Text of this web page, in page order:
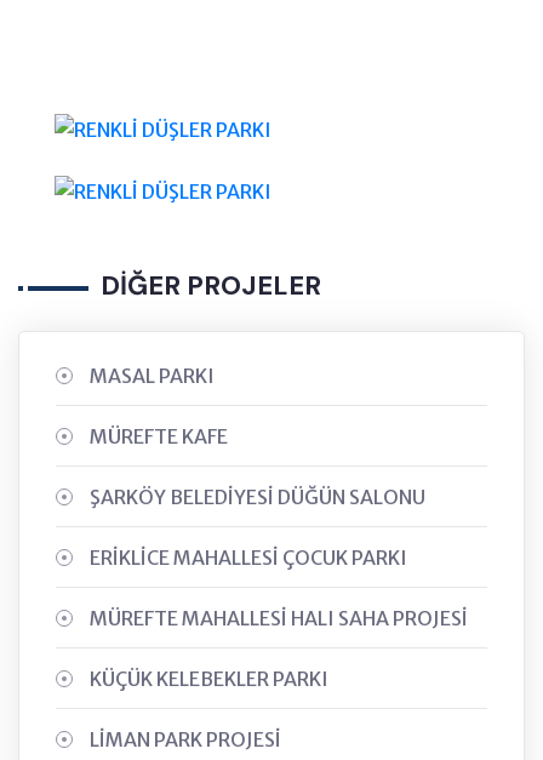
DİĞER PROJELER
MASAL PARKI
MÜREFTE KAFE
ŞARKÖY BELEDİYESİ DÜĞÜN SALONU
ERİKLİCE MAHALLESİ ÇOCUK PARKI
MÜREFTE MAHALLESİ HALI SAHA PROJESİ
KÜÇÜK KELEBEKLER PARKI
LİMAN PARK PROJESİ